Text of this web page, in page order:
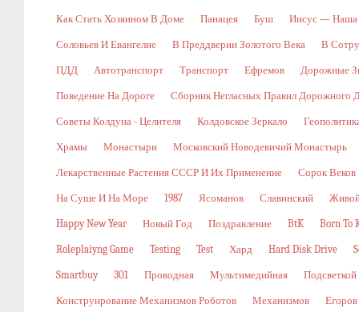
Как Стать Хозяином В Доме Панацея Буш Иисус — Наша
Соловьев И Евангелие В Преддверии Золотого Века В
ПДД Автотранспорт Транспорт Ефремов Дорожные
Поведение На Дороге Сборник Негласных Правил Дорожного
Советы Колдуна - Целителя Колдовское Зеркало
Храмы Монастыри Московский Новодевичий Монастырь
Лекарственные Растения СССР И Их Применение Сорок Веков
На Суше И На Море 1987 Ясоманов Славинский
Happy New Year Новый Год Поздравление BtK Born To
Roleplaiyng Game Testing Test Хард Hard Disk Drive
Smartbuy 301 Проводная Мультимедийная Подсветкой
Конструирование Механизмов Роботов Механизмов